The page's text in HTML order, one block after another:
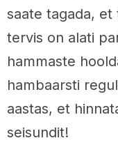
saate tagada, et
tervis on alati
hammaste
hambaarsti
aastas, et
seisundit!